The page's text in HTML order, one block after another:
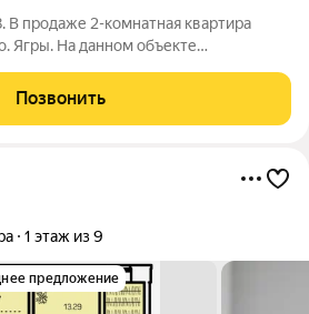
В продаже 2-комнатная квартира
Ягры. На данном объекте
планировкой. Общая площадь 44,6
смотрят на
Позвонить
1 этаж из 9
предложение